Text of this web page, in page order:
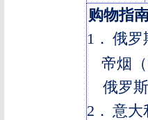
购物指
1． 俄罗
帝烟（
俄罗
2． 意大